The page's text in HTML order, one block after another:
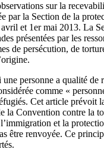
sur la
par la Section de la
et 1er mai 2013. La
présentées par les
de persécution, de
personne a qualité de
comme «
Cet article prévoit
la Convention contre la
et la
être renvoyée. Ce